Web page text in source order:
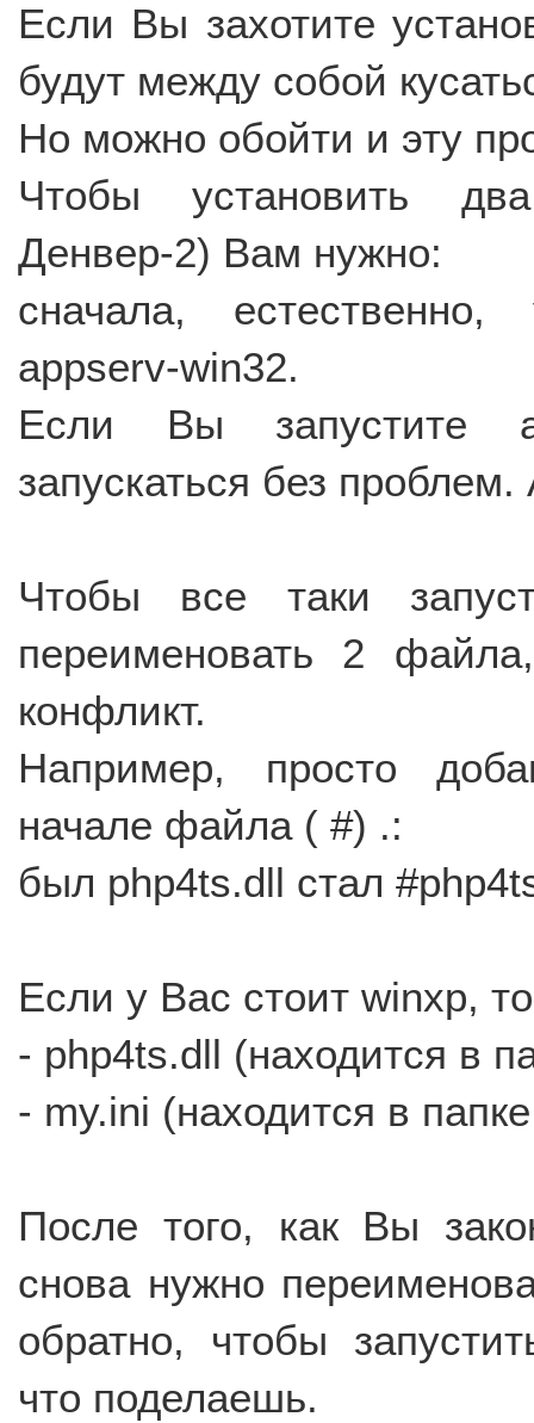
Если Вы захотите
будут между собой
Но можно обойти и эту
Чтобы установить
Денвер-2) Вам нужно:
сначала,
appserv-win32.
Если Вы запустите
запускаться без
Чтобы все таки
переименовать 2
конфликт.
Например, просто
начале файла ( #) .:
был php4ts.dll стал
Если у Вас стоит winxp,
- php4ts.dll (находится в
- my.ini (находится в
После того, как Вы
снова нужно
обратно, чтобы
что поделаешь.